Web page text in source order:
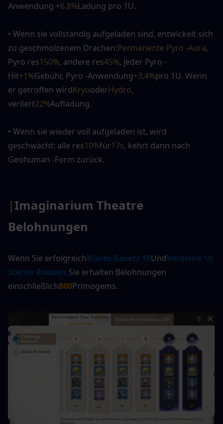
Anwendung +6,8%Ladung pro 1U.
• Wenn sie vollständig aufgeladen sind, entwickelt sich
zu geschmolzenem Drachen:Permanente Pyro -Aura,
Pyro res150%, andere res45%, jeder Pyro -
Hit+1%Gebühr, Pyro -Anwendung+3,4%pro 1U. Wenn
er getroffen wirdKryooderHydro,
verliert22%Aufladung.
• Wenn sie wieder voll aufgeladen ist, wird
geschwächt: alle res10%für17s, kehrt dann nach
Geohuman -Form zurück.
|Imaginarium Theatre
Belohnungen
Wenn Sie erfolgreichKlares Gesetz 10UndVerdiene 10
Sterne Robben,Sie erhalten Belohnungen
einschließlich800Primogems.